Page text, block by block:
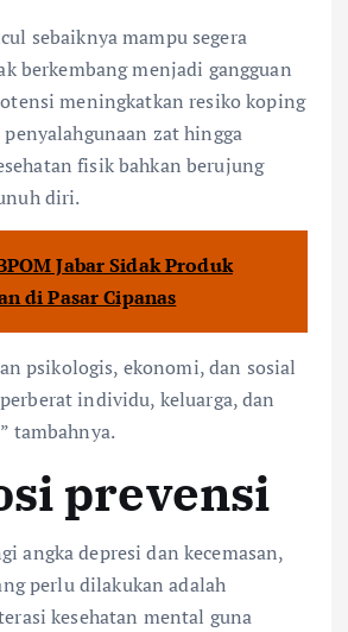
sebaiknya mampu segera
berkembang menjadi gangguan
meningkatkan resiko koping
zat hingga
fisik bahkan berujung
diri.
Jabar Sidak Produk
di Pasar Cipanas
psikologis, ekonomi, dan sosial
individu, keluarga, dan
tambahnya.
prevensi
angka depresi dan kecemasan,
perlu dilakukan adalah
kesehatan mental guna